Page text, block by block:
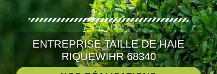
ENTREPRISE TAILLE DE HAIE
RIQUEWIHR 68340